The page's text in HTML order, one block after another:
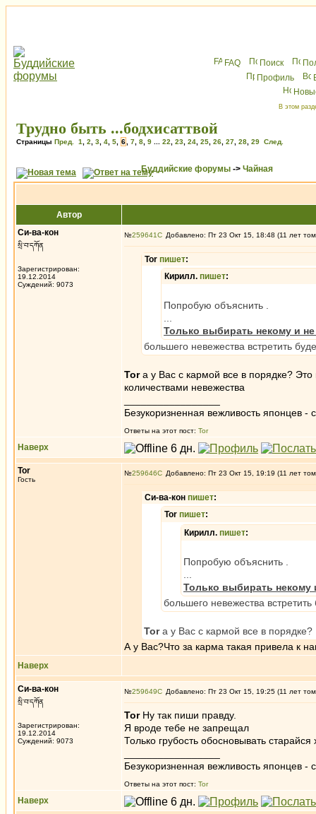
FAQ Поиск
Профиль
В этом
Трудно быть ...бодхисаттвой
Страницы Пред. 1 2 3 4 5 6 7 8 9 22 23 24 25 26 27 28 29 След.
Буддийские форумы -> Чайная
Автор
Си-ва-кон
སྲི་བ་དཀོན
Зарегистрирован:
19.12.2014
Суждений: 9073
№259641 Добавлено: Пт 23 Окт 15, 18:48 (11 лет
Tor пишет:
Кирилл. пишет:
Попробую объяснить .
Только выбирать некому и не
большего невежества встретить
Torа у Вас с кармой все в порядке?
количествами невежества
Безукоризненная вежливость японцев -
Ответы на этот пост: Tor
Наверх
Tor
Гость
№259646 Добавлено: Пт 23 Окт 15, 19:19 (11 лет
Си-ва-кон пишет:
Tor пишет:
Кирилл. пишет:
Попробую объяснить .
Только выбирать некому
большего невежества
Torа у Вас с кармой все в порядке?
А у Вас?Что за карма такая привела к
Наверх
Си-ва-кон
སྲི་བ་དཀོན
Зарегистрирован:
19.12.2014
Суждений: 9073
№259649 Добавлено: Пт 23 Окт 15, 19:25 (11 лет
TorНу так пиши правду.
Я вроде тебе не запрещал
Только грубость обосновывать
Безукоризненная вежливость японцев -
Ответы на этот пост: Tor
Наверх